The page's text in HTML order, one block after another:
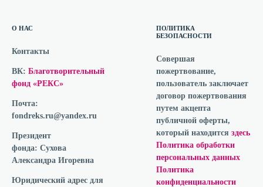
О НАС
Контакты
ВК: Благотворительный
фонд «РЕКС»
Почта:
fondreks.ru@yandex.ru
Президент
фонда: Сухова
Александра Игоревна
Юридический адрес для
ПОЛИТИКА
БЕЗОПАСНОСТИ
Совершая
пожертвование,
пользователь заключает
договор пожертвования
путем акцепта
публичной оферты,
который находитсяздесь
Политика обработки
персональных данных
Политика
конфиденциальности